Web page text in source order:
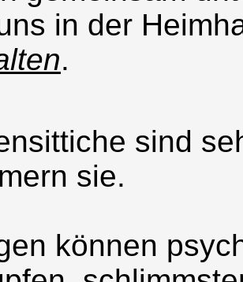
in der
.
sind
sie.
können